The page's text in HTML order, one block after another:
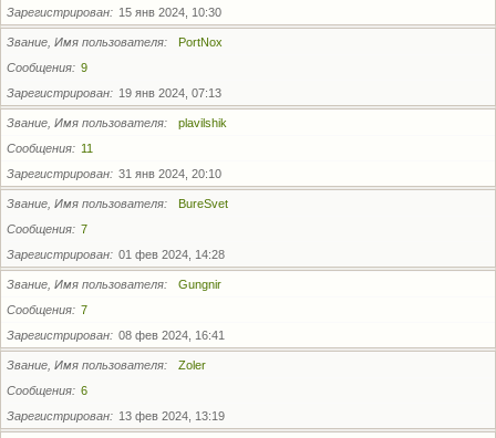
Зарегистрирован
15 янв 2024, 10:30
Звание, Имя пользователя
PortNox
Сообщения
9
Зарегистрирован
19 янв 2024, 07:13
Звание, Имя пользователя
plavilshik
Сообщения
11
Зарегистрирован
31 янв 2024, 20:10
Звание, Имя пользователя
BureSvet
Сообщения
7
Зарегистрирован
01 фев 2024, 14:28
Звание, Имя пользователя
Gungnir
Сообщения
7
Зарегистрирован
08 фев 2024, 16:41
Звание, Имя пользователя
Zoler
Сообщения
6
Зарегистрирован
13 фев 2024, 13:19